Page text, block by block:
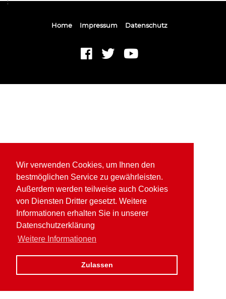
Wir verwenden Cookies, um Ihnen den
bestmöglichen Service zu gewährleisten.
Außerdem werden teilweise auch Cookies
von Diensten Dritter gesetzt. Weitere
Informationen erhalten Sie in unserer
Datenschutzerklärung
Weitere Informationen
Zulassen
Home Impressum Datenschutz